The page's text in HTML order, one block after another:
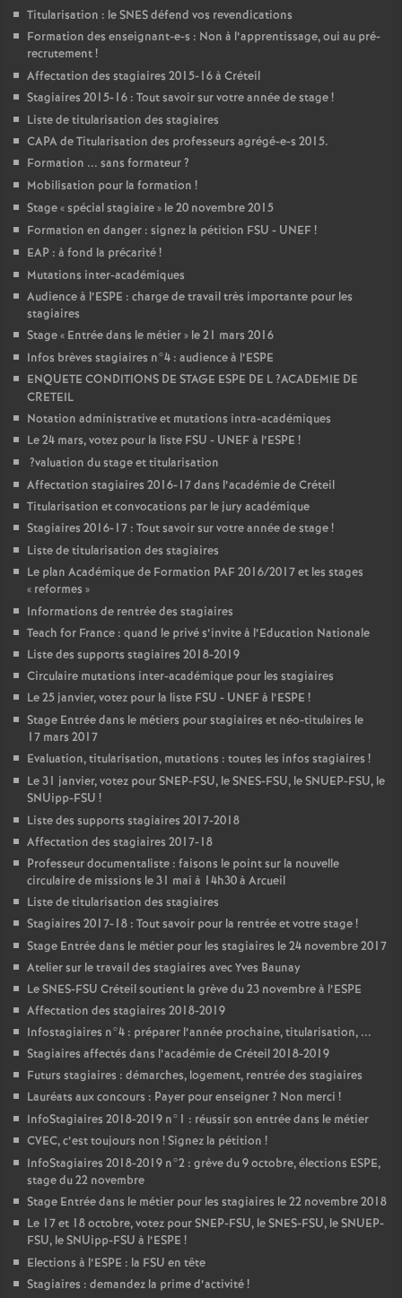
Titularisation : leSNESdéfend vos revendications
Formation des enseignant-e-s : Non à l’apprentissage, oui au pré-
recrutement!
Affectation des stagiaires 2015-16 à Créteil
Stagiaires 2015-16 : Tout savoir sur votre année de stage!
Liste de titularisation des stagiaires
CAPAde Titularisation des professeurs agrégé-e-s 2015.
Formation ... sans formateur?
Mobilisation pour la formation !
Stage «spécial stagiaire» le 20 novembre 2015
Formation en danger : signez la pétition FSU - UNEF!
EAP : à fond la précarité!
Mutations inter-académiques
Audience à l’ESPE : charge de travail très importante pour les
stagiaires
Stage « Entrée dans le métier» le 21 mars 2016
Infos brèves stagiaires n°4 : audience à l’ESPE
ENQUETE CONDITIONS DE STAGE ESPE DE L?ACADEMIE DE
CRETEIL
Notation administrative et mutations intra-académiques
Le 24 mars, votez pour la liste FSU - UNEFà l’ESPE !
?valuation du stage et titularisation
Affectation stagiaires 2016-17 dans l’académie de Créteil
Titularisation et convocations par le jury académique
Stagiaires 2016-17 : Tout savoir sur votre année de stage!
Liste de titularisation des stagiaires
Le plan Académique de Formation PAF2016/2017 et les stages
« reformes »
Informations de rentrée des stagiaires
Teach for France : quand le privé s’invite à l’Education Nationale
Liste des supports stagiaires 2018-2019
Circulaire mutations inter-académique pour les stagiaires
Le 25 janvier, votez pour la liste FSU - UNEFà l’ESPE !
Stage Entrée dans le métiers pour stagiaires et néo-titulaires le
17 mars 2017
Evaluation, titularisation, mutations : toutes les infos stagiaires !
Le 31 janvier, votez pourSNEP-FSU, leSNES-FSU, leSNUEP-FSU, le
SNUipp-FSU !
Liste des supports stagiaires 2017-2018
Affectation des stagiaires 2017-18
Professeur documentaliste : faisons le point sur la nouvelle
circulaire de missions le 31 mai à 14h30 à Arcueil
Liste de titularisation des stagiaires
Stagiaires 2017-18 : Tout savoir pour la rentrée et votre stage!
Stage Entrée dans le métier pour les stagiaires le 24 novembre 2017
Atelier sur le travail des stagiaires avec Yves Baunay
LeSNES-FSU Créteil soutient la grève du 23 novembre à l’ESPE
Affectation des stagiaires 2018-2019
Infostagiaires n°4 : préparer l’année prochaine, titularisation, ...
Stagiaires affectés dans l’académie de Créteil 2018-2019
Futurs stagiaires : démarches, logement, rentrée des stagiaires
Lauréats aux concours : Payer pour enseigner? Non merci !
InfoStagiaires 2018-2019 n°1 : réussir son entrée dans le métier
CVEC, c’est toujours non ! Signez la pétition !
InfoStagiaires 2018-2019 n°2 : grève du 9 octobre, élections ESPE,
stage du 22 novembre
Stage Entrée dans le métier pour les stagiaires le 22 novembre 2018
Le 17 et 18 octobre, votez pourSNEP-FSU, leSNES-FSU, leSNUEP-
FSU, le SNUipp-FSU à l’ESPE !
Elections à l’ESPE : la FSU en tête
Stagiaires : demandez la prime d’activité!